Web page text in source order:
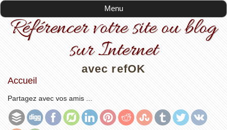
Référencer votre site ou blog
sur Internet
avec refOK
Menu
Accueil
Partagez avec vos amis ...